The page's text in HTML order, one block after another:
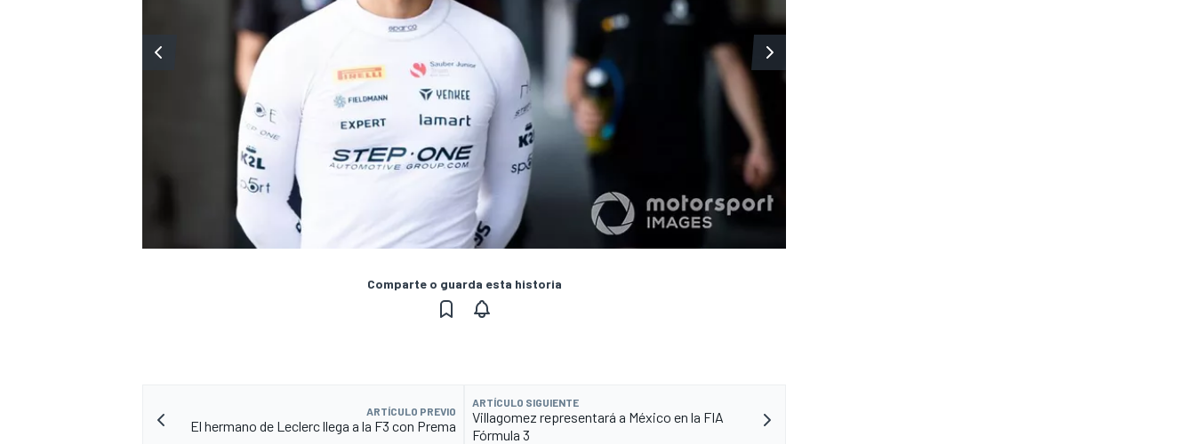
MÁS CATEGORÍAS
Comparte o guarda esta historia
ARTÍCULO PREVIO
El hermano de Leclerc llega a la F3 con Prema
ARTÍCULO SIGUIENTE
Villagomez representará a México en la FIA
Fórmula 3